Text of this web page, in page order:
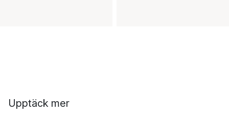
Upptäck mer